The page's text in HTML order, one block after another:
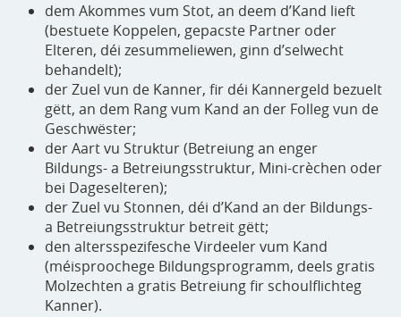
dem Akommes vum Stot, an deem d’Kand lieft
(bestuete Koppelen, gepacste Partner oder
Elteren, déi zesummeliewen, ginn d’selwecht
behandelt);
der Zuel vun de Kanner, fir déi Kannergeld bezuelt
gëtt, an dem Rang vum Kand an der Folleg vun de
Geschwëster;
der Aart vu Struktur (Betreiung an enger
Bildungs- a Betreiungsstruktur, Mini-crèchen oder
bei Dageselteren);
der Zuel vu Stonnen, déi d’Kand an der Bildungs-
a Betreiungsstruktur betreit gëtt;
den altersspezifesche Virdeeler vum Kand
(méisproochege Bildungsprogramm, deels gratis
Molzechten a gratis Betreiung fir schoulflichteg
Kanner).